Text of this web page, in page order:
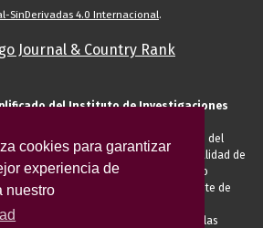
cookies para garantizar
experiencia de
nuestro
SinDerivadas 4.0 Internacional.
del Instituto de Investigaciones
Estéticas de la UNAM, es responsable del
para el registro de usted en calidad de
de la entidad académica, conferencista o
extranjero), visitante, proveedor o cliente de
aquellas exigidas legalmente o por las